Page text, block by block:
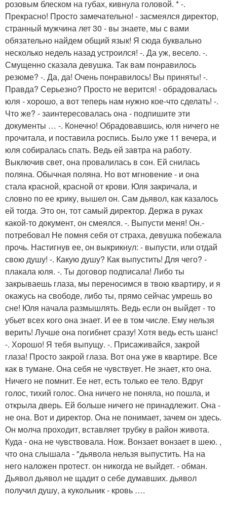
розовым блеском на губах, кивнула головой. * -.
Прекрасно! Просто замечательно! - засмеялся директор,
странный мужчина лет 30 - вы знаете, мы с вами
обязательно найдем общий язык! Я сюда буквально
несколько недель назад устроился! -. Да уж, весело. -.
Смущенно сказала девушка. Так вам понравилось
резюме? -. Да, да! Очень понравилось! Вы приняты! -.
Правда? Серьезно? Просто не верится! - обрадовалась
юля - хорошо, а вот теперь нам нужно кое-что сделать! -.
Что же? - заинтересовалась она - подпишите эти
документы … -. Конечно! Обрадовавшись, юля ничего не
прочитала, и поставила роспись. Было уже 11 вечера, и
юля собиралась спать. Ведь ей завтра на работу.
Выключив свет, она провалилась в сон. Ей снилась
поляна. Обычная поляна. Но вот мгновение - и она
стала красной, красной от крови. Юля закричала, и
словно по ее крику, вышел он. Сам дьявол, как казалось
ей тогда. Это он, тот самый директор. Держа в руках
какой-то документ, он смеялся. -. Выпусти меня! Он.-
потребовал Не помня себя от страха, девушка побежала
прочь. Настигнув ее, он выкрикнул: - выпусти, или отдай
свою душу! -. Какую душу? Как выпустить! Для чего? -
плакала юля. -. Ты договор подписала! Либо ты
закрываешь глаза, мы переносимся в твою квартиру, и я
окажусь на свободе, либо ты, прямо сейчас умрешь во
сне! Юля начала размышлять. Ведь если он выйдет - то
убьет всех кого она знает. И ее в том числе. Ему нельзя
верить! Лучше она погибнет сразу! Хотя ведь есть шанс!
-. Хорошо! Я тебя выпущу. -. Присаживайся, закрой
глаза! Просто закрой глаза. Вот она уже в квартире. Все
как в тумане. Она себя не чувствует. Не знает, кто она.
Ничего не помнит. Ее нет, есть только ее тело. Вдруг
голос, тихий голос. Она ничего не поняла, но пошла, и
открыла дверь. Ей больше ничего не принадлежит. Она -
не она. Вот и директор. Она не понимает, зачем он здесь.
Он молча проходит, вставляет трубку в район живота.
Куда - она не чувствовала. Нож. Вонзает вонзает в шею. ,
что она слышала - "дьявола нельзя выпустить. На на
него наложен протест. он никогда не выйдет. - обман.
Дьявол дьявол не щадит о себе думавших. дьявол
получил душу, а кукольник - кровь ….